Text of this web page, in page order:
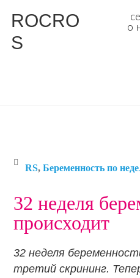
ROCRO
S
о
RS,Беременность по
32 неделя
происходит
32 неделя
третий скрининг.